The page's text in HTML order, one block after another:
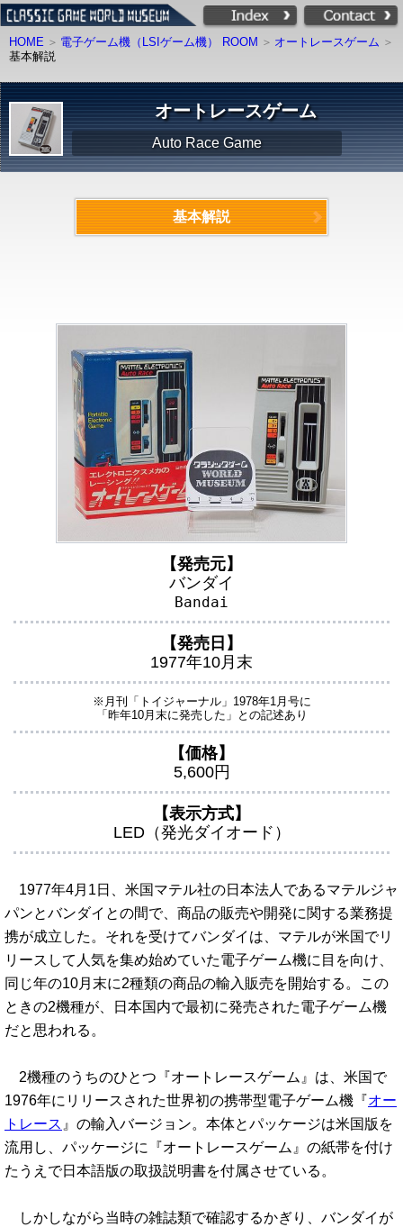
HOME 電子ゲーム機（LSIゲーム機） ROOM
オートレースゲーム
基本解説
オートレースゲーム
Auto Race Game
基本解説
【発売元】
バンダイ
Bandai
【発売日】
1977年10月末
※月刊「トイジャーナル」1978年1月号に
「昨年10月末に発売した」との記述あり
【価格】
5,600円
【表示方式】
LED（発光ダイオード）
1977年4月1日、米国マテル社の日本法人であるマテルジャ
パンとバンダイとの間で、商品の販売や開発に関する業務提
携が成立した。それを受けてバンダイは、マテルが米国でリ
リースして人気を集め始めていた電子ゲーム機に目を向け、
同じ年の10月末に2種類の商品の輸入販売を開始する。この
ときの2機種が、日本国内で最初に発売された電子ゲーム機
だと思われる。
2機種のうちのひとつ『オートレースゲーム』は、米国で
1976年にリリースされた世界初の携帯型電子ゲーム機『オー
トレース 』の輸入バージョン。本体とパッケージは米国版を
流用し、パッケージに『オートレースゲーム』の紙帯を付け
たうえで日本語版の取扱説明書を付属させている。
しかしながら当時の雑誌類で確認するかぎり、バンダイが